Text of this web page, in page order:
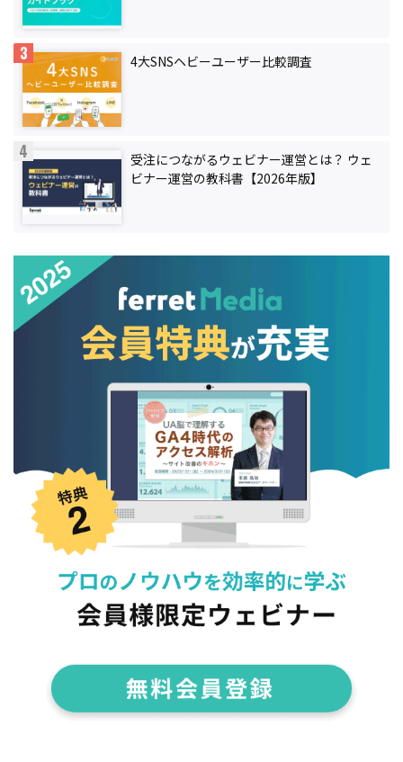
4大SNSヘビーユーザー比較調査
受注につながるウェビナー運営とは？ ウェ
ビナー運営の教科書【2026年版】